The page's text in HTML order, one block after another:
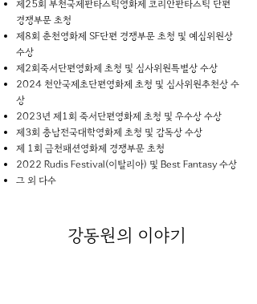
제25회 부천국제판타스틱영화제 코리안판타스틱 단편
경쟁부문 초청
제8회 춘천영화제 SF단편 경쟁부문 초청 및 예심위원상
수상
제2회죽서단편영화제 초청 및 심사위원특별상 수상
2024 천안국제초단편영화제 초청 및 심사위원추천상 수
상
2023년 제1회 죽서단편영화제 초청 및 우수상 수상
제3회 충남전국대학영화제 초청 및 감독상 수상
제 1회 금천패션영화제 경쟁부문 초청
2022 Rudis Festival(이탈리아) 및 Best Fantasy 수상
그 외 다수
강동원의 이야기